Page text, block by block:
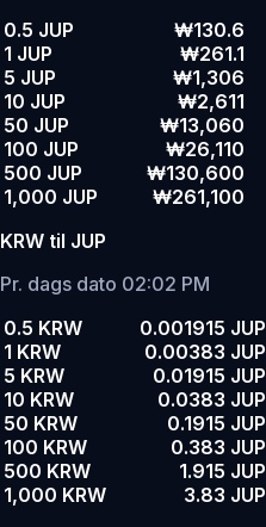
0.5 JUP
₩130.6
1 JUP
₩261.1
5 JUP
₩1,306
10 JUP
₩2,611
50 JUP
₩13,060
100 JUP
₩26,110
500 JUP
₩130,600
1,000 JUP
₩261,100
KRW til JUP
Pr. dags dato 02:02 PM
0.5 KRW
0.001915 JUP
1 KRW
0.00383 JUP
5 KRW
0.01915 JUP
10 KRW
0.0383 JUP
50 KRW
0.1915 JUP
100 KRW
0.383 JUP
500 KRW
1.915 JUP
1,000 KRW
3.83 JUP